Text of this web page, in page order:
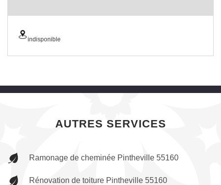
indisponible
AUTRES SERVICES
Ramonage de cheminée Pintheville 55160
Rénovation de toiture Pintheville 55160